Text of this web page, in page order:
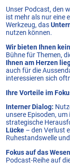
Unser Podcast, den
ist mehr als nur eine
Werkzeug, das
nutzen können.
Wir bieten Ihnen
Bühne für Themen,
Ihnen am Herzen
auch für die
interessieren sich
Ihre Vorteile im
Interner Dialog:
unsere Episoden,
strategische
Lücke – den Verlust
Ruhestandswelle
Fokus auf das
Podcast-Reihe auf